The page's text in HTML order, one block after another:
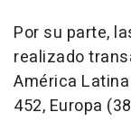
Por su parte,
realizado
América
452, Europa